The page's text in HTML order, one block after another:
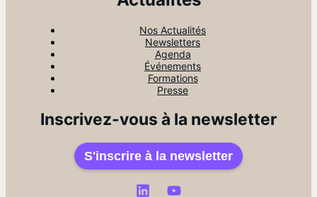
Nos Actualités
Newsletters
Agenda
Événements
Formations
Presse
Inscrivez-vous à la newsletter
S'inscrire à la newsletter